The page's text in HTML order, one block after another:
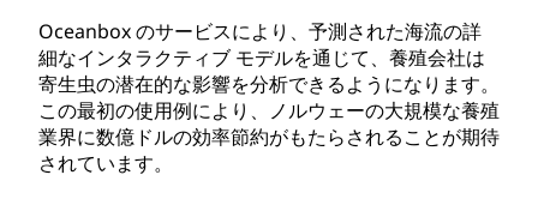
Oceanbox のサービスにより、予測された海流の詳
細なインタラクティブ モデルを通じて、養殖会社は
寄生虫の潜在的な影響を分析できるようになります。
この最初の使用例により、ノルウェーの大規模な養殖
業界に数億ドルの効率節約がもたらされることが期待
されています。